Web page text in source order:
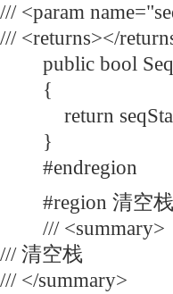
/// <param
/// <returns></
public bool
{
return
}
#endregion
#region 清空栈
/// <summary>
/// 清空栈
/// </summary>